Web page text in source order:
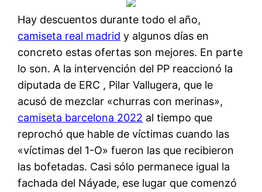
Hay descuentos durante todo el año,
camiseta real madrid y algunos días en
concreto estas ofertas son mejores. En parte
lo son. A la intervención del PP reaccionó la
diputada de ERC , Pilar Vallugera, que le
acusó de mezclar «churras con merinas»,
camiseta barcelona 2022 al tiempo que
reprochó que hable de víctimas cuando las
«víctimas del 1-O» fueron las que recibieron
las bofetadas. Casi sólo permanece igual la
fachada del Náyade, ese lugar que comenzó